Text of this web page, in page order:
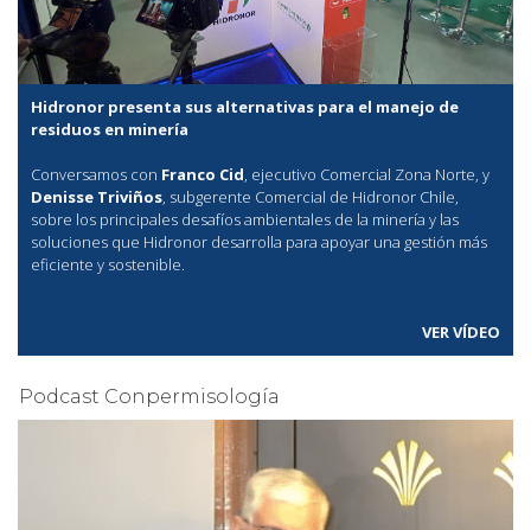
Hidronor presenta sus alternativas para el manejo de
residuos en minería
Conversamos con Franco Cid, ejecutivo Comercial Zona Norte, y
Denisse Triviños, subgerente Comercial de Hidronor Chile,
sobre los principales desafíos ambientales de la minería y las
soluciones que Hidronor desarrolla para apoyar una gestión más
eficiente y sostenible.
VER VÍDEO
Podcast Conpermisología